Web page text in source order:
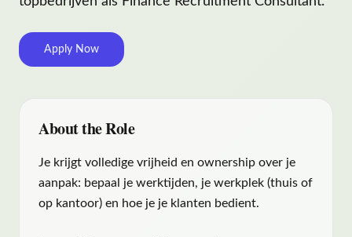
Apply Now
About the Role
Je krijgt volledige vrijheid en ownership over je
aanpak: bepaal je werktijden, je werkplek (thuis of
op kantoor) en hoe je je klanten bedient.